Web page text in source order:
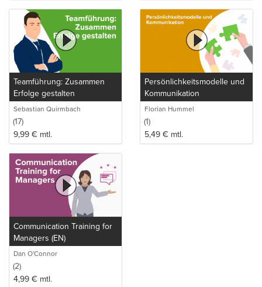
Teamführung: Zusammen
Erfolge gestalten
Sebastian Quirmbach
(17)
9,99 € mtl.
Persönlichkeitsmodelle und
Kommunikation
Florian Hummel
(1)
5,49 € mtl.
Communication Training for
Managers (EN)
Dan O'Connor
(2)
4,99 € mtl.